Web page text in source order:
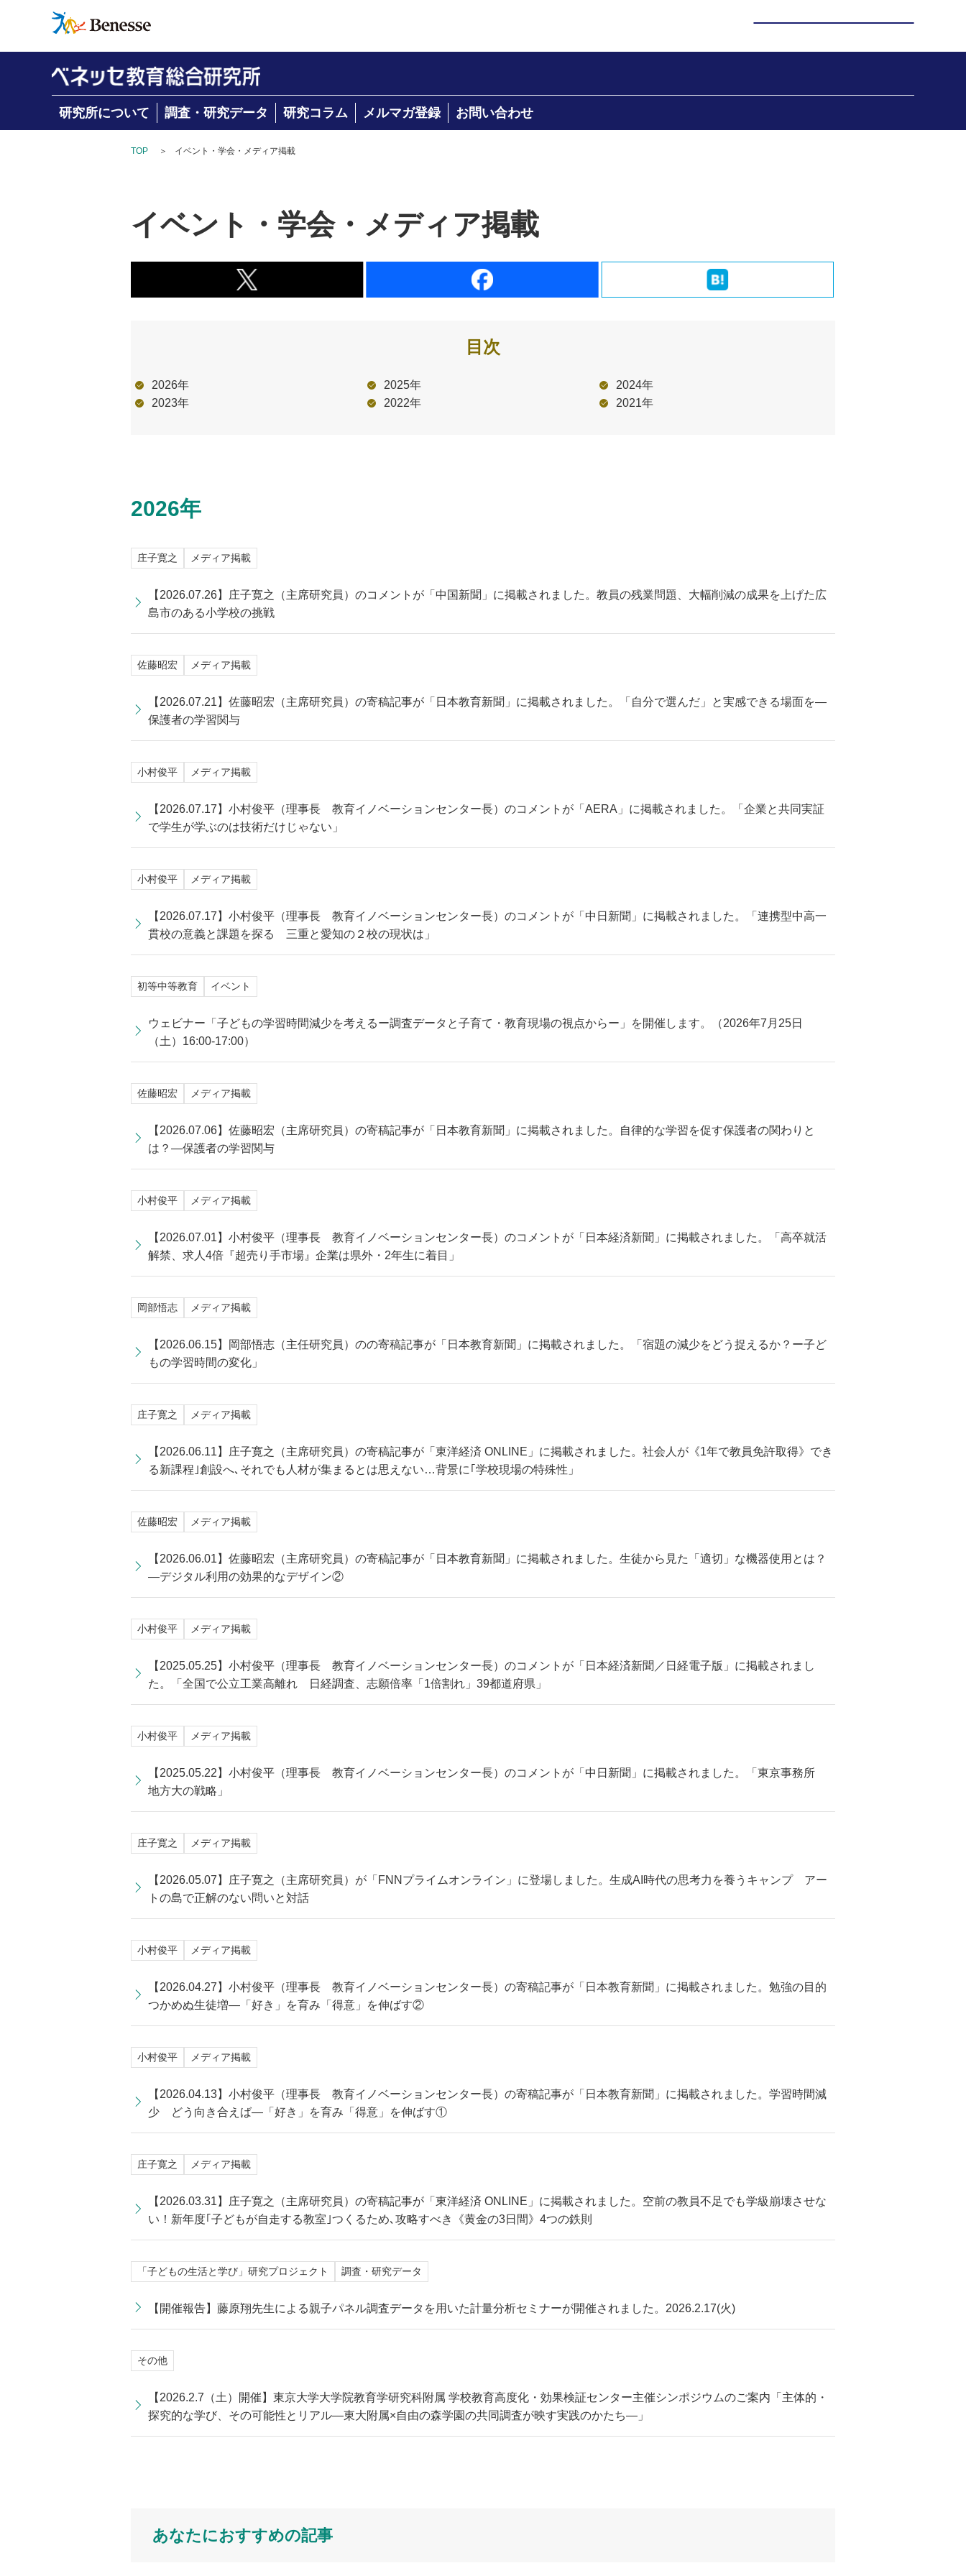
研究所について 調査・研究データ 研究コラム メルマガ登録 お問い合わせ
TOP ＞ イベント・学会・メディア掲載
イベント・学会・メディア掲載
目次
2026年 2025年
2024年
2023年
2022年 2021年
2026年
庄子寛之 メディア掲載
【2026.07.26】庄子寛之（主席研究員）のコメントが「中国新聞」に掲載されました。教員の残業問題、大幅削減の成果を上げた広
島市のある小学校の挑戦
佐藤昭宏 メディア掲載
【2026.07.21】佐藤昭宏（主席研究員）の寄稿記事が「日本教育新聞」に掲載されました。「自分で選んだ」と実感できる場面を―
保護者の学習関与
小村俊平 メディア掲載
【2026.07.17】小村俊平（理事長 教育イノベーションセンター長）のコメントが「AERA」に掲載されました。「企業と共同実証
で学生が学ぶのは技術だけじゃない」
小村俊平 メディア掲載
【2026.07.17】小村俊平（理事長 教育イノベーションセンター長）のコメントが「中日新聞」に掲載されました。「連携型中高一
貫校の意義と課題を探る 三重と愛知の２校の現状は」
初等中等教育 イベント
ウェビナー「子どもの学習時間減少を考えるー調査データと子育て・教育現場の視点からー」を開催します。（2026年7月25日
（土）16:00-17:00）
佐藤昭宏 メディア掲載
【2026.07.06】佐藤昭宏（主席研究員）の寄稿記事が「日本教育新聞」に掲載されました。自律的な学習を促す保護者の関わりと
は？―保護者の学習関与
小村俊平 メディア掲載
【2026.07.01】小村俊平（理事長 教育イノベーションセンター長）のコメントが「日本経済新聞」に掲載されました。「高卒就活
解禁、求人4倍『超売り手市場』企業は県外・2年生に着目」
岡部悟志 メディア掲載
【2026.06.15】岡部悟志（主任研究員）のの寄稿記事が「日本教育新聞」に掲載されました。「宿題の減少をどう捉えるか？ー子ど
もの学習時間の変化」
庄子寛之 メディア掲載
【2026.06.11】庄子寛之（主席研究員）の寄稿記事が「東洋経済 ONLINE」に掲載されました。社会人が《1年で教員免許取得》でき
る新課程｣創設へ､それでも人材が集まるとは思えない…背景に｢学校現場の特殊性」
佐藤昭宏 メディア掲載
【2026.06.01】佐藤昭宏（主席研究員）の寄稿記事が「日本教育新聞」に掲載されました。生徒から見た「適切」な機器使用とは？
―デジタル利用の効果的なデザイン②
小村俊平 メディア掲載
【2025.05.25】小村俊平（理事長 教育イノベーションセンター長）のコメントが「日本経済新聞／日経電子版」に掲載されまし
た。「全国で公立工業高離れ 日経調査、志願倍率「1倍割れ」39都道府県」
小村俊平 メディア掲載
【2025.05.22】小村俊平（理事長 教育イノベーションセンター長）のコメントが「中日新聞」に掲載されました。「東京事務所
地方大の戦略」
庄子寛之 メディア掲載
【2026.05.07】庄子寛之（主席研究員）が「FNNプライムオンライン」に登場しました。生成AI時代の思考力を養うキャンプ アー
トの島で正解のない問いと対話
小村俊平 メディア掲載
【2026.04.27】小村俊平（理事長 教育イノベーションセンター長）の寄稿記事が「日本教育新聞」に掲載されました。勉強の目的
つかめぬ生徒増―「好き」を育み「得意」を伸ばす②
小村俊平 メディア掲載
【2026.04.13】小村俊平（理事長 教育イノベーションセンター長）の寄稿記事が「日本教育新聞」に掲載されました。学習時間減
少 どう向き合えば―「好き」を育み「得意」を伸ばす①
庄子寛之 メディア掲載
【2026.03.31】庄子寛之（主席研究員）の寄稿記事が「東洋経済 ONLINE」に掲載されました。空前の教員不足でも学級崩壊させな
い！新年度｢子どもが自走する教室｣つくるため､攻略すべき《黄金の3日間》4つの鉄則
「子どもの生活と学び」研究プロジェクト 調査・研究データ
【開催報告】藤原翔先生による親子パネル調査データを用いた計量分析セミナーが開催されました。2026.2.17(火)
その他
【2026.2.7（土）開催】東京大学大学院教育学研究科附属 学校教育高度化・効果検証センター主催シンポジウムのご案内「主体的・
探究的な学び、その可能性とリアル―東大附属×自由の森学園の共同調査が映す実践のかたち―」
あなたにおすすめの記事